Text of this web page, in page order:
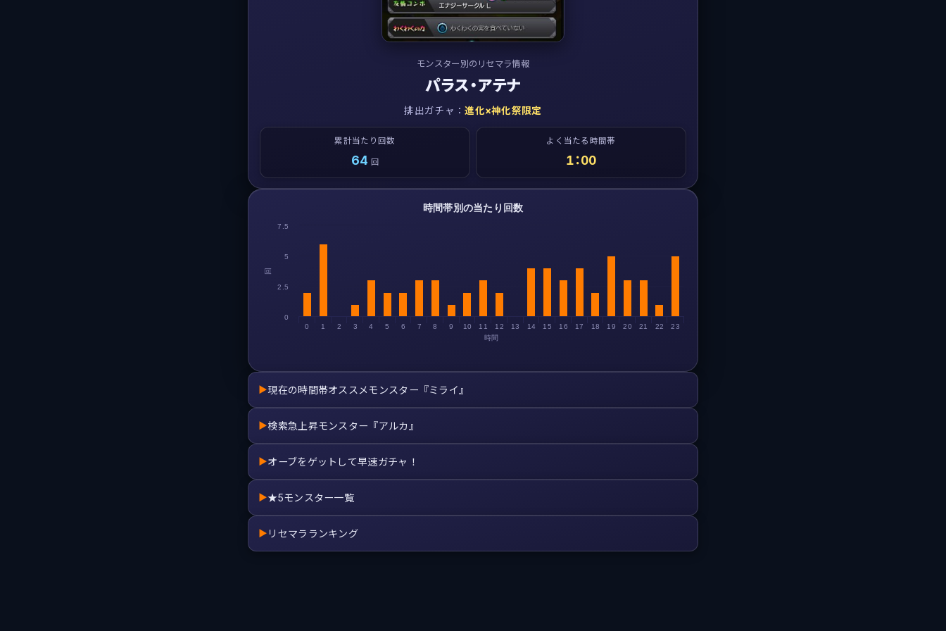
モンスター別のリセマラ情報
パラス・アテナ
排出ガチャ：進化×神化祭限定
累計当たり回数
64 回
よく当たる時間帯
1：00
時間
回
時間帯別の当たり回数
0 1 2 3 4 5 6 7 8 9 10 11 12 13 14 15 16 17 18 19 20 21 22 23
0
2.5
5
7.5
▶現在の時間帯オススメモンスター『ミライ』
▶検索急上昇モンスター『アルカ』
▶オーブをゲットして早速ガチャ！
▶★5モンスター一覧
▶ リセマラランキング